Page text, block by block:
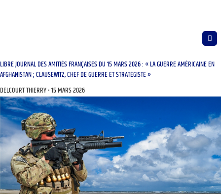
LIBRE JOURNAL DES AMITIÉS FRANÇAISES DU 15 MARS 2026 : « LA GUERRE AMÉRICAINE EN
AFGHANISTAN ; CLAUSEWITZ, CHEF DE GUERRE ET STRATÉGISTE »
DELCOURT THIERRY 15 MARS 2026